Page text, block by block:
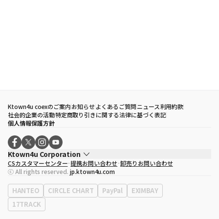
Ktown4u coexのご案内お知らせよくあるご質問ニュース利用約款
社会的企業の活動特定商取り引きに関する法律に基づく表記
個人情報保護方針
Ktown4u Corporation
代表取締役
ソン・ヒョミン
事業者登録番号120-87-71116
eContext
0120-23-7523
事務所住所
ソウル特別市江南区永東大路513、3階(三成洞、coex)
CSカスタマーセンター 提携お問い合わせ 卸売りお問い合わせ
ⓒ All rights reserved. jp.ktown4u.com
HANTEO CIRCLE CHART PayPal
EXIMBAY
17TRACK